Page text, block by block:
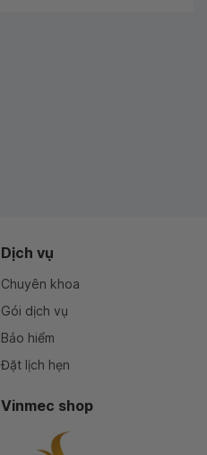
Dịch vụ
Chuyên khoa
Gói dịch vụ
Bảo hiểm
Đặt lịch hẹn
Vinmec shop